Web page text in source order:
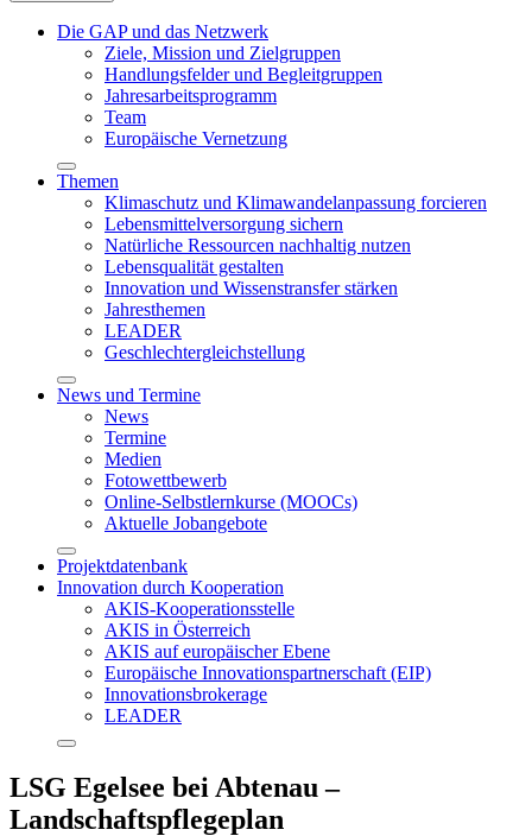
Die GAP und das Netzwerk
Ziele, Mission und Zielgruppen
Handlungsfelder und Begleitgruppen
Jahresarbeitsprogramm
Team
Europäische Vernetzung
Themen
Klimaschutz und Klimawandelanpassung forcieren
Lebensmittelversorgung sichern
Natürliche Ressourcen nachhaltig nutzen
Lebensqualität gestalten
Innovation und Wissenstransfer stärken
Jahresthemen
LEADER
Geschlechtergleichstellung
News und Termine
News
Termine
Medien
Fotowettbewerb
Online-Selbstlernkurse (MOOCs)
Aktuelle Jobangebote
Projektdatenbank
Innovation durch Kooperation
AKIS-Kooperationsstelle
AKIS in Österreich
AKIS auf europäischer Ebene
Europäische Innovationspartnerschaft (EIP)
Innovationsbrokerage
LEADER
LSG Egelsee bei Abtenau –
Landschaftspflegeplan